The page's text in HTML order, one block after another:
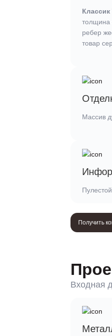
толщина
ребер
товар
Массив
Получить
Входная